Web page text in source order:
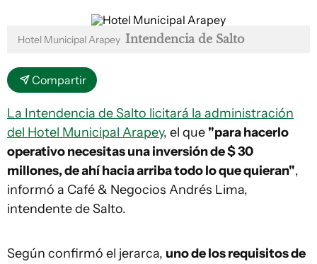
Hotel Municipal Arapey Intendencia de Salto
Compartir
La Intendencia de Salto licitará la administración
del Hotel Municipal Arapey, el que "para hacerlo
operativo necesitas una inversión de $ 30
millones, de ahí hacia arriba todo lo que quieran",
informó a Café & Negocios Andrés Lima,
intendente de Salto.
Según confirmó el jerarca, uno de los requisitos de